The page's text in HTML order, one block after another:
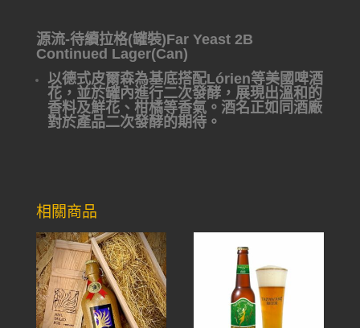
源流-待續拉格(罐裝)Far Yeast 2B
Continued Lager(Can)
以德式皮爾森為基底搭配Lórien等美國啤酒
花，並於罐內進行二次發酵，展現出溫和的
香料及鮮花、柑橘等香氣。酒名正如同酒廠
對於產品二次發酵的期待。
相關商品